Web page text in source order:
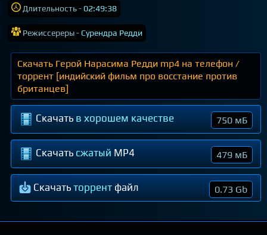
Длительность -02:49:38
Режиссереры -Сурендра Редди
Скачать Герой Нарасима Редди mp4 на телефон /
торрент [индийский фильм про восстание против
британцев]
Скачать в хорошем качестве 750 мБ
Скачать сжатый MP4 479 мБ
Скачатьторрент файл 0.73 Gb